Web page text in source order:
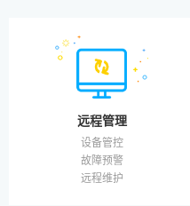
远程管理
设备管控
故障预警
远程维护